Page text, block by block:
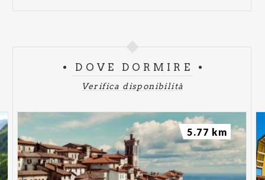
DOVE DORMIRE
Verifica disponibilità
5.77 km